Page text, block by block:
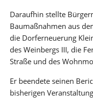
Daraufhin stellte
Baumaßnahmen aus
die Dorferneuerung
des Weinbergs III, die
Straße und des
Er beendete seinen
bisherigen